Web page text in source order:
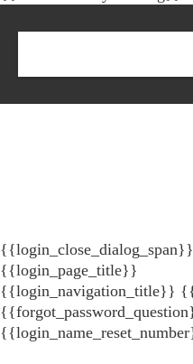
{{login_close_dialog_span}}
{{login_page_title}}
{{login_navigation_title}}